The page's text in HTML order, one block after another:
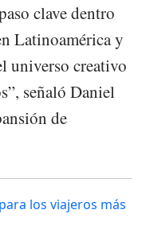
clave dentro
Latinoamérica y
universo creativo
señaló Daniel
de
los viajeros más